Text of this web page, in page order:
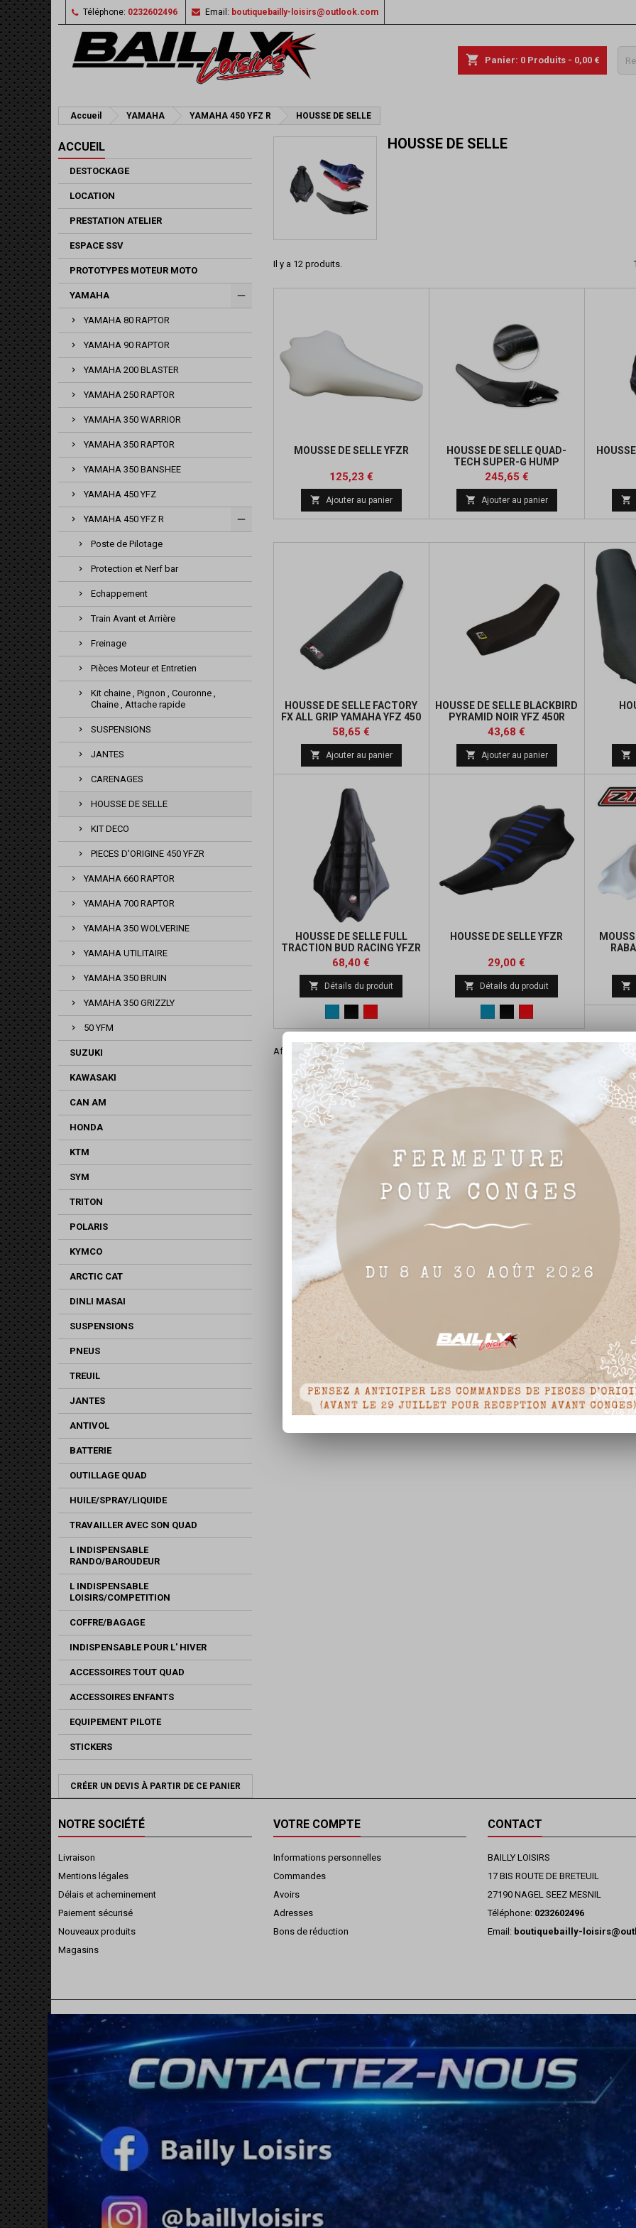
Téléphone: 0232602496 Email: boutiquebailly-loisirs@outlook.com
shopping_cart Panier: 0 Produits - 0,00 €
Accueil YAMAHA YAMAHA 450 YFZ R HOUSSE DE SELLE
ACCUEIL
DESTOCKAGE
LOCATION
PRESTATION ATELIER
ESPACE SSV
PROTOTYPES MOTEUR MOTO
YAMAHA
YAMAHA 80 RAPTOR
YAMAHA 90 RAPTOR
YAMAHA 200 BLASTER
YAMAHA 250 RAPTOR
YAMAHA 350 WARRIOR
YAMAHA 350 RAPTOR
YAMAHA 350 BANSHEE
YAMAHA 450 YFZ
YAMAHA 450 YFZ R
Poste de Pilotage
Protection et Nerf bar
Echappement
Train Avant et Arrière
Freinage
Pièces Moteur et Entretien
Kit chaine , Pignon , Couronne ,
Chaine , Attache rapide
SUSPENSIONS
JANTES
CARENAGES
HOUSSE DE SELLE
KIT DECO
PIECES D'ORIGINE 450 YFZR
YAMAHA 660 RAPTOR
YAMAHA 700 RAPTOR
YAMAHA 350 WOLVERINE
YAMAHA UTILITAIRE
YAMAHA 350 BRUIN
YAMAHA 350 GRIZZLY
50 YFM
SUZUKI
KAWASAKI
CAN AM
HONDA
KTM
SYM
TRITON
POLARIS
KYMCO
ARCTIC CAT
DINLI MASAI
SUSPENSIONS
PNEUS
TREUIL
JANTES
ANTIVOL
BATTERIE
OUTILLAGE QUAD
HUILE/SPRAY/LIQUIDE
TRAVAILLER AVEC SON QUAD
L INDISPENSABLE
RANDO/BAROUDEUR
L INDISPENSABLE
LOISIRS/COMPETITION
COFFRE/BAGAGE
INDISPENSABLE POUR L' HIVER
ACCESSOIRES TOUT QUAD
ACCESSOIRES ENFANTS
EQUIPEMENT PILOTE
STICKERS
CRÉER UN DEVIS À PARTIR DE CE PANIER
HOUSSE DE SELLE
Il y a 12 produits.
MOUSSE DE SELLE YFZR
Prix
125,23 €Prix
de
base
 Ajouter au panier
HOUSSE DE SELLE QUAD-
TECH SUPER-G HUMP
Prix
245,65 €Prix
de
base
 Ajouter au panier 
HOUSSE DE SELLE FACTORY
FX ALL GRIP YAMAHA YFZ 450
R
Prix
58,65 €
base
 Ajouter au panier
HOUSSE DE SELLE BLACKBIRD
PYRAMID NOIR YFZ 450R
Prix
43,68 €
base
 Ajouter au panier 
HOUSSE DE SELLE FULL
TRACTION BUD RACING YFZR
Prix
68,40 €
base
 Détails du produit
HOUSSE DE SELLE YFZR
Prix
29,00 €
 Détails du produit 
Affichage 1-12 de 12 article(s)
NOTRE SOCIÉTÉ
Livraison
Mentions légales
Délais et acheminement
Paiement sécurisé
Nouveaux produits
Magasins
VOTRE COMPTE
Informations personnelles
Commandes
Avoirs
Adresses
Bons de réduction
CONTACT
BAILLY LOISIRS
17 BIS ROUTE DE BRETEUIL
27190 NAGEL SEEZ MESNIL
Téléphone: 0232602496
Email: boutiquebailly-